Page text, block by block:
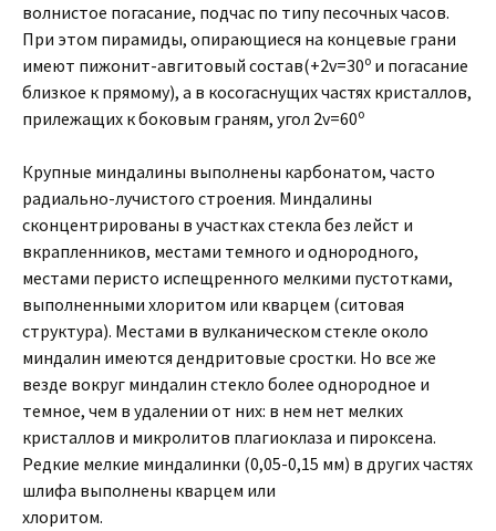
волнистое погасание, подчас по типу песочных часов.
При этом пирамиды, опирающиеся на концевые грани
имеют пижонит-авгитовый состав(+2v=30о и погасание
близкое к прямому), а в косогаснущих частях кристаллов,
прилежащих к боковым граням, угол 2v=60о
Крупные миндалины выполнены карбонатом, часто
радиально-лучистого строения. Миндалины
сконцентрированы в участках стекла без лейст и
вкрапленников, местами темного и однородного,
местами перисто испещренного мелкими пустотками,
выполненными хлоритом или кварцем (ситовая
структура). Местами в вулканическом стекле около
миндалин имеются дендритовые сростки. Но все же
везде вокруг миндалин стекло более однородное и
темное, чем в удалении от них: в нем нет мелких
кристаллов и микролитов плагиоклаза и пироксена.
Редкие мелкие миндалинки (0,05-0,15 мм) в других частях
шлифа выполнены кварцем или
хлоритом.